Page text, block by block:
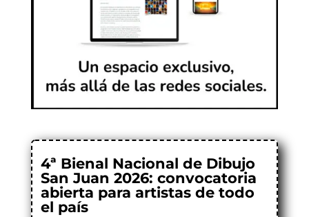
4ª Bienal Nacional de Dibujo
San Juan 2026: convocatoria
abierta para artistas de todo
el país